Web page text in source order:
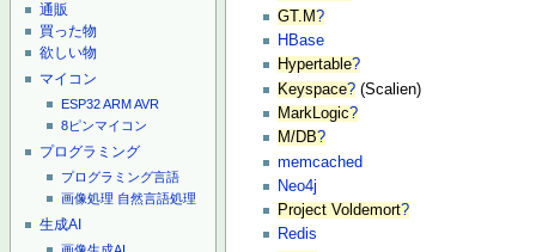
通販
買った物
欲しい物
マイコン
ESP32ARMAVR
8ピンマイコン
プログラミング
プログラミング言語
画像処理 自然言語処理
生成AI
GT.M?
HBase
Hypertable?
Keyspace? (Scalien)
MarkLogic?
M/DB?
memcached
Neo4j
Project Voldemort?
Redis